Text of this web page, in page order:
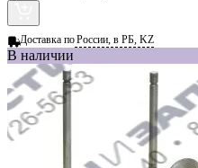
Доставка поРоссии, в РБ, KZ
В наличии